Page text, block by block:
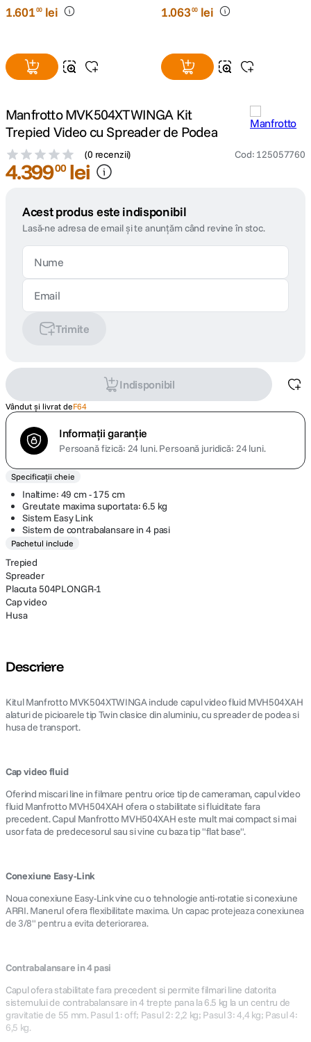
1.60100 lei 1.06300 lei
Manfrotto MVK504XTWINGA Kit
Trepied Video cu Spreader de Podea
(0 recenzii) Cod: 125057760
4.39900 lei
Acest produs este indisponibil
Lasă-ne adresa de email și te anunțăm când revine în stoc.
Trimite
Indisponibil
Vândut și livrat deF64
Informații garanție
Persoană fizică: 24 luni.Persoană juridică: 24 luni.
Specificații cheie
Inaltime: 49 cm - 175 cm
Greutate maxima suportata: 6.5 kg
Sistem Easy Link
Sistem de contrabalansare in 4 pasi
Pachetul include
Trepied
Spreader
Placuta 504PLONGR-1
Cap video
Husa
Descriere
Kitul Manfrotto MVK504XTWINGA include capul video fluid MVH504XAH
alaturi de picioarele tip Twin clasice din aluminiu, cu spreader de podea si
husa de transport.
Cap video fluid
Oferind miscari line in filmare pentru orice tip de cameraman, capul video
fluid Manfrotto MVH504XAH ofera o stabilitate si fluiditate fara
precedent. Capul Manfrotto MVH504XAH este mult mai compact si mai
usor fata de predecesorul sau si vine cu baza tip "flat base".
Conexiune Easy-Link
Noua conexiune Easy-Link vine cu o tehnologie anti-rotatie si conexiune
ARRI. Manerul ofera flexibilitate maxima. Un capac protejeaza conexiunea
de 3/8" pentru a evita deteriorarea.
Contrabalansare in 4 pasi
Capul ofera stabilitate fara precedent si permite filmari line datorita
sistemului de contrabalansare in 4 trepte pana la 6.5 kg la un centru de
gravitatie de 55 mm. Pasul 1: off; Pasul 2: 2,2 kg; Pasul 3: 4,4 kg; Pasul 4:
6,5 kg.